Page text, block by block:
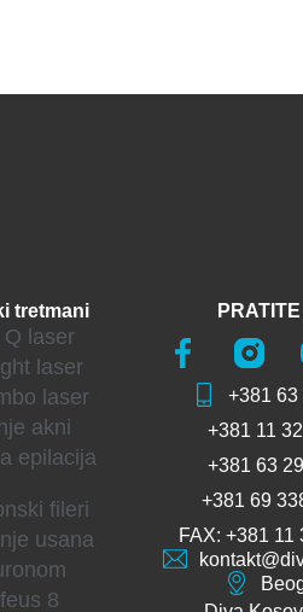
tretmani
Q laser
laser
laser
akni
epilacija
fileri
usana
8
+381 63
+381 11
+381 63
+381 69
FAX: +381 11